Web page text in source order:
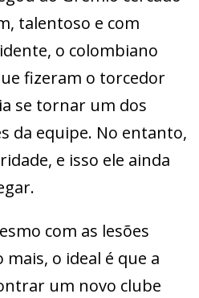
talentoso e com
o colombiano
fizeram o torcedor
se tornar um dos
da equipe. No entanto,
e isso ele ainda
com as lesões
o ideal é que a
um novo clube